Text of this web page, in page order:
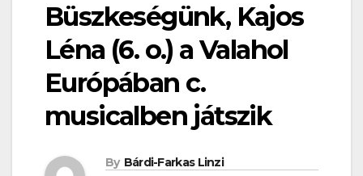
Büszkeségünk, Kajos
Léna (6. o.) a Valahol
Európában c.
musicalben játszik
By Bárdi-Farkas Linzi